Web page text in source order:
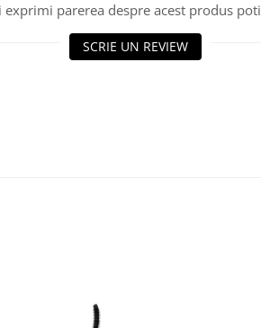
exprimi parerea despre acest produs
SCRIE UN REVIEW